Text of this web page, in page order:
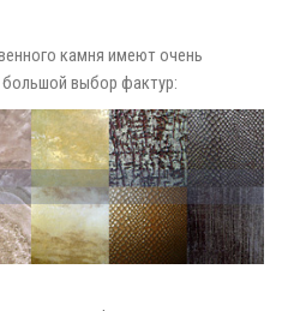
камня имеют очень
выбор фактур: